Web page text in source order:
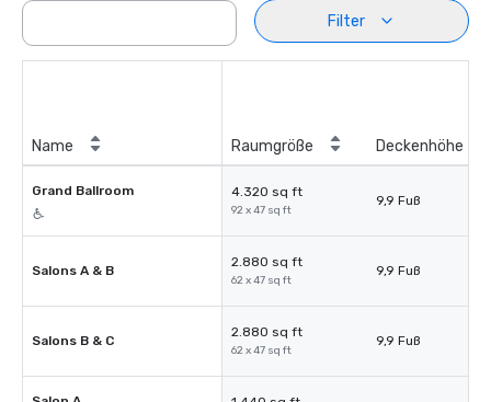
Filter
Name Raumgröße Deckenhöhe
Grand Ballroom 4.320 sq ft
92 x 47 sq ft
9,9 Fuß
Salons A & B
2.880 sq ft
62 x 47 sq ft
9,9 Fuß
Salons B & C
2.880 sq ft
62 x 47 sq ft
9,9 Fuß